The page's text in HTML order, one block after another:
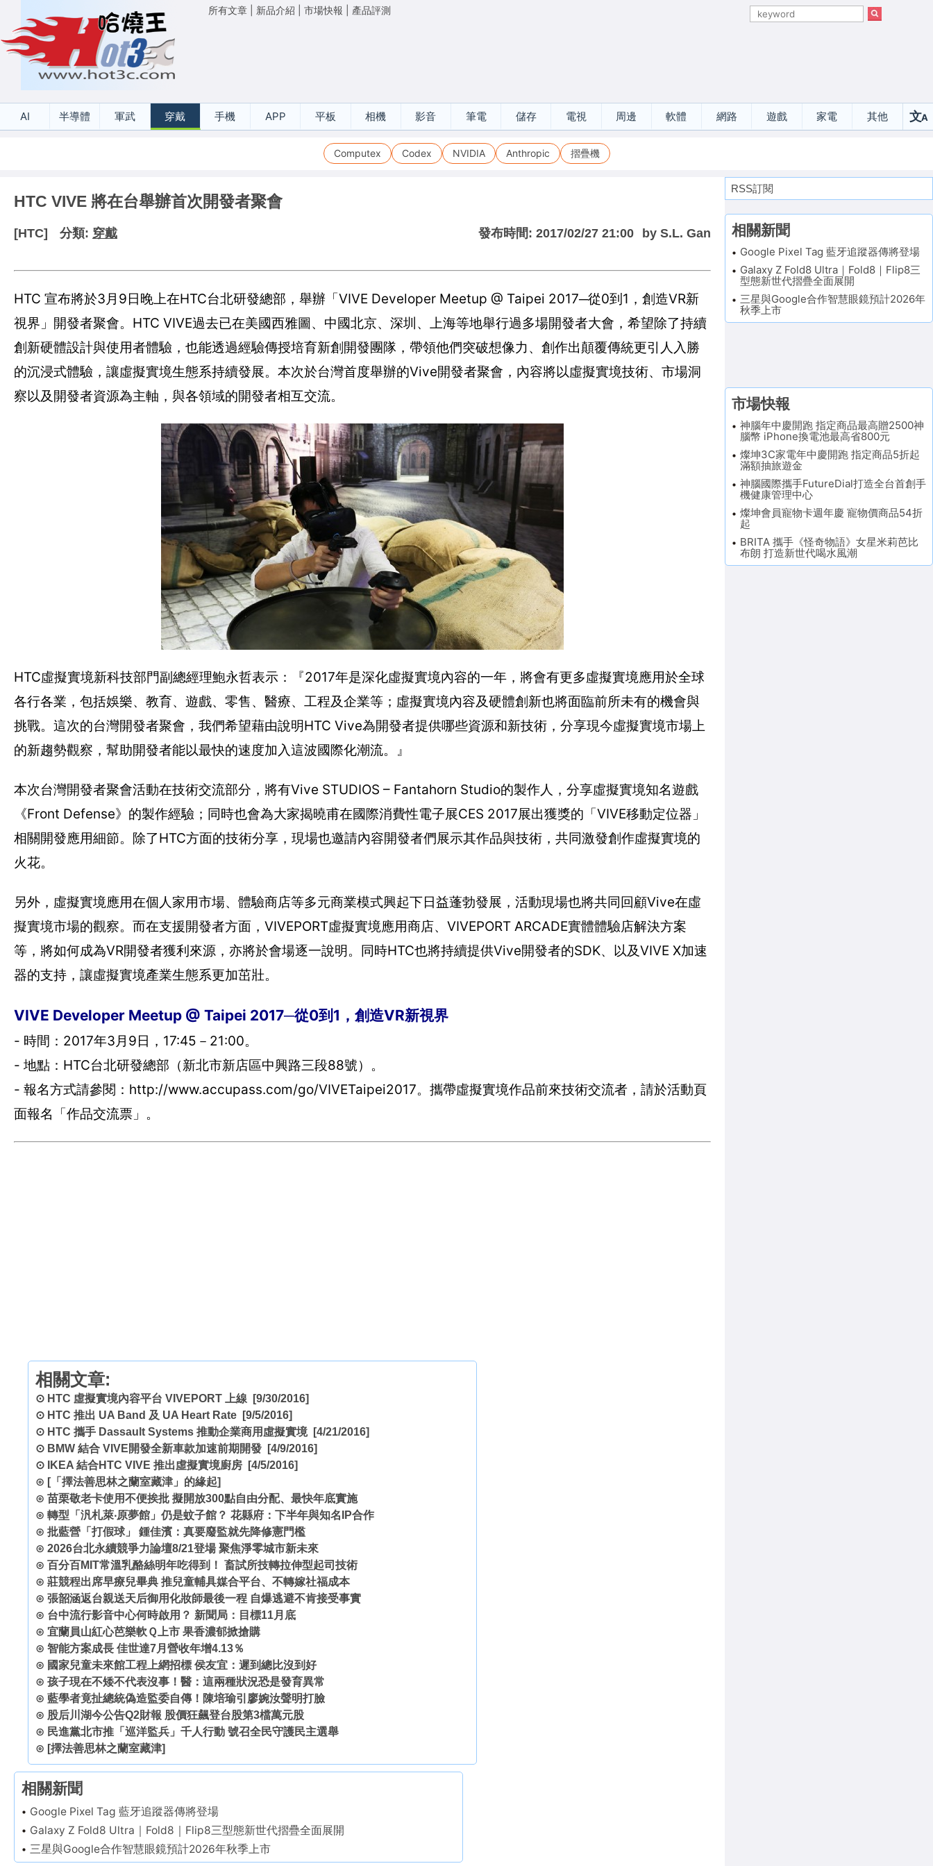
所有文章 新品介紹 市場快報 產品評測
AI 半導體 軍武 穿戴 手機 APP 平板 相機 影音 筆電 儲存 電視 周邊 軟體 網路 遊戲 家電 其他 文A
Computex Codex NVIDIA Anthropic 摺疊機
HTC VIVE 將在台舉辦首次開發者聚會
[HTC] 分類: 穿戴 發布時間: 2017/02/27 21:00 by S.L. Gan
HTC 宣布將於3月9日晚上在HTC台北研發總部，舉辦「VIVE Developer Meetup @ Taipei 2017─從0到1，創造VR新
視界」開發者聚會。HTC VIVE過去已在美國西雅圖、中國北京、深圳、上海等地舉行過多場開發者大會，希望除了持續
創新硬體設計與使用者體驗，也能透過經驗傳授培育新創開發團隊，帶領他們突破想像力、創作出顛覆傳統更引人入勝
的沉浸式體驗，讓虛擬實境生態系持續發展。本次於台灣首度舉辦的Vive開發者聚會，內容將以虛擬實境技術、市場洞
察以及開發者資源為主軸，與各領域的開發者相互交流。
HTC虛擬實境新科技部門副總經理鮑永哲表示：『2017年是深化虛擬實境內容的一年，將會有更多虛擬實境應用於全球
各行各業，包括娛樂、教育、遊戲、零售、醫療、工程及企業等；虛擬實境內容及硬體創新也將面臨前所未有的機會與
挑戰。這次的台灣開發者聚會，我們希望藉由說明HTC Vive為開發者提供哪些資源和新技術，分享現今虛擬實境市場上
的新趨勢觀察，幫助開發者能以最快的速度加入這波國際化潮流。』
本次台灣開發者聚會活動在技術交流部分，將有Vive STUDIOS – Fantahorn Studio的製作人，分享虛擬實境知名遊戲
《Front Defense》的製作經驗；同時也會為大家揭曉甫在國際消費性電子展CES 2017展出獲獎的「VIVE移動定位器」
相關開發應用細節。除了HTC方面的技術分享，現場也邀請內容開發者們展示其作品與技術，共同激發創作虛擬實境的
火花。
另外，虛擬實境應用在個人家用市場、體驗商店等多元商業模式興起下日益蓬勃發展，活動現場也將共同回顧Vive在虛
擬實境市場的觀察。而在支援開發者方面，VIVEPORT虛擬實境應用商店、VIVEPORT ARCADE實體體驗店解決方案
等，將如何成為VR開發者獲利來源，亦將於會場逐一說明。同時HTC也將持續提供Vive開發者的SDK、以及VIVE X加速
器的支持，讓虛擬實境產業生態系更加茁壯。
VIVE Developer Meetup @ Taipei 2017─從0到1，創造VR新視界
- 時間：2017年3月9日，17:45－21:00。
- 地點：HTC台北研發總部（新北市新店區中興路三段88號）。
- 報名方式請參閱：http://www.accupass.com/go/VIVETaipei2017。攜帶虛擬實境作品前來技術交流者，請於活動頁
面報名「作品交流票」。
相關文章:
⊙ HTC 虛擬實境內容平台 VIVEPORT 上線 [9/30/2016]
⊙ HTC 推出 UA Band 及 UA Heart Rate [9/5/2016]
⊙ HTC 攜手 Dassault Systems 推動企業商用虛擬實境[4/21/2016]
⊙ BMW 結合 VIVE開發全新車款加速前期開發 [4/9/2016]
⊙
IKEA 結合HTC VIVE 推出虛擬實境廚房 [4/5/2016]
⊙ [「擇法善思林之蘭室藏津」的緣起]
⊙ 苗栗敬老卡使用不便挨批 擬開放300點自由分配、最快年底實施
⊙ 轉型「汎札萊‧原夢館」仍是蚊子館？ 花縣府：下半年與知名IP合作
⊙ 批藍營「打假球」 鍾佳濱：真要廢監就先降修憲門檻
⊙ 2026台北永續競爭力論壇8/21登場 聚焦淨零城市新未來
⊙ 百分百MIT常溫乳酪絲明年吃得到！ 畜試所技轉拉伸型起司技術
⊙ 莊競程出席早療兒畢典 推兒童輔具媒合平台、不轉嫁社福成本
⊙ 張韶涵返台親送天后御用化妝師最後一程 自爆逃避不肯接受事實
⊙ 台中流行影音中心何時啟用？ 新聞局：目標11月底
⊙ 宜蘭員山紅心芭樂軟Ｑ上市 果香濃郁掀搶購
⊙ 智能方案成長 佳世達7月營收年增4.13％
⊙ 國家兒童未來館工程上網招標 侯友宜：遲到總比沒到好
⊙ 孩子現在不矮不代表沒事！醫：這兩種狀況恐是發育異常
⊙ 藍學者竟扯總統偽造監委自傳！陳培瑜引廖婉汝聲明打臉
⊙ 股后川湖今公告Q2財報 股價狂飆登台股第3檔萬元股
⊙ 民進黨北市推「巡洋監兵」千人行動 號召全民守護民主選舉
⊙ [擇法善思林之蘭室藏津]
相關新聞
Google Pixel Tag 藍牙追蹤器傳將登場
Galaxy Z Fold8 Ultra｜Fold8｜Flip8三型態新世代摺疊全面展開
三星與Google合作智慧眼鏡預計2026年秋季上市
RSS訂閱
相關新聞
Google Pixel Tag 藍牙追蹤器傳將登場
Galaxy Z Fold8 Ultra｜Fold8｜Flip8三
型態新世代摺疊全面展開
三星與Google合作智慧眼鏡預計2026年
秋季上市
市場快報
神腦年中慶開跑 指定商品最高贈2500神
腦幣 iPhone換電池最高省800元
燦坤3C家電年中慶開跑 指定商品5折起
滿額抽旅遊金
神腦國際攜手FutureDial打造全台首創手
機健康管理中心
燦坤會員寵物卡週年慶 寵物價商品54折
起
BRITA 攜手《怪奇物語》女星米莉芭比
布朗 打造新世代喝水風潮